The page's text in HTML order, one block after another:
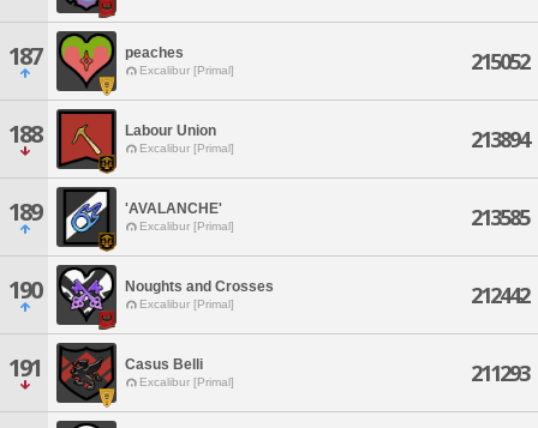
187 peaches
Excalibur [Primal] 215052
188 Labour Union
Excalibur [Primal] 213894
189 'AVALANCHE'
Excalibur [Primal] 213585
190 Noughts and Crosses
Excalibur [Primal] 212442
191 Casus Belli
Excalibur [Primal] 211293